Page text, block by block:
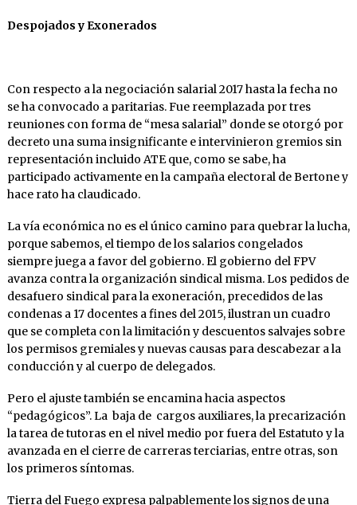
Despojados y Exonerados
Con respecto a la negociación salarial 2017 hasta la fecha no
se ha convocado a paritarias. Fue reemplazada por tres
reuniones con forma de “mesa salarial” donde se otorgó por
decreto una suma insignificante e intervinieron gremios sin
representación incluido ATE que, como se sabe, ha
participado activamente en la campaña electoral de Bertone y
hace rato ha claudicado.
La vía económica no es el único camino para quebrar la lucha,
porque sabemos, el tiempo de los salarios congelados
siempre juega a favor del gobierno. El gobierno del FPV
avanza contra la organización sindical misma. Los pedidos de
desafuero sindical para la exoneración, precedidos de las
condenas a 17 docentes a fines del 2015, ilustran un cuadro
que se completa con la limitación y descuentos salvajes sobre
los permisos gremiales y nuevas causas para descabezar a la
conducción y al cuerpo de delegados.
Pero el ajuste también se encamina hacia aspectos
“pedagógicos”. La baja de cargos auxiliares, la precarización
la tarea de tutoras en el nivel medio por fuera del Estatuto y la
avanzada en el cierre de carreras terciarias, entre otras, son
los primeros síntomas.
Tierra del Fuego expresa palpablemente los signos de una